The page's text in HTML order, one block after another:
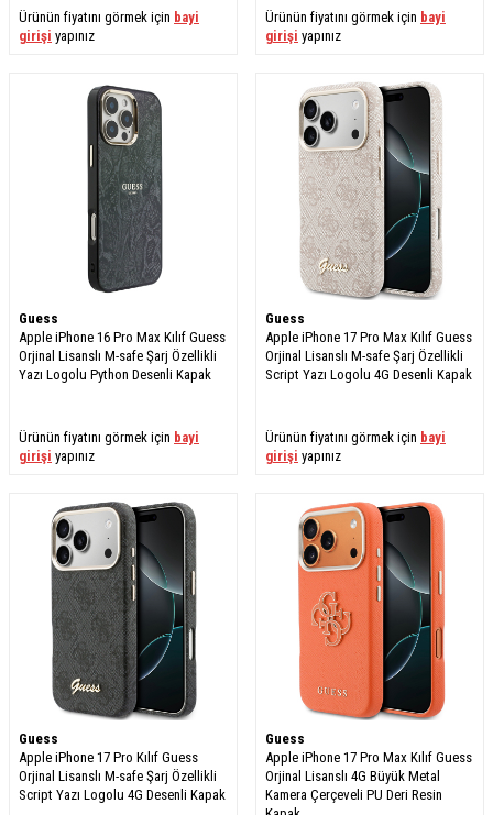
Ürünün fiyatını görmek için bayi
girişi yapınız
Ürünün fiyatını görmek için bayi
girişi yapınız
Guess
Apple iPhone 16 Pro Max Kılıf Guess
Orjinal Lisanslı M-safe Şarj Özellikli
Yazı Logolu Python Desenli Kapak
Ürünün fiyatını görmek için bayi
girişi yapınız
Guess
Apple iPhone 17 Pro Max Kılıf Guess
Orjinal Lisanslı M-safe Şarj Özellikli
Script Yazı Logolu 4G Desenli Kapak
Ürünün fiyatını görmek için bayi
girişi yapınız
Guess
Apple iPhone 17 Pro Kılıf Guess
Orjinal Lisanslı M-safe Şarj Özellikli
Script Yazı Logolu 4G Desenli Kapak
Guess
Apple iPhone 17 Pro Max Kılıf Guess
Orjinal Lisanslı 4G Büyük Metal
Kamera Çerçeveli PU Deri Resin